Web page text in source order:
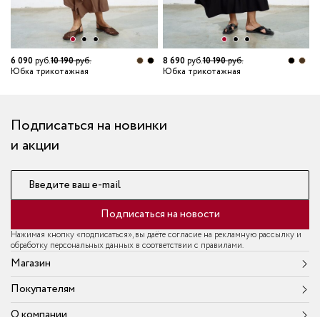
6 090руб.10 190руб.
Юбка трикотажная
8 690руб.10 190руб.
Юбка трикотажная
Подписаться на новинки
и акции
Введите ваш e-mail
Подписаться на новости
Нажимая кнопку «подписаться», вы даёте согласие на рекламную рассылку и
обработку персональных данных в соответствии с правилами.
Магазин
Покупателям